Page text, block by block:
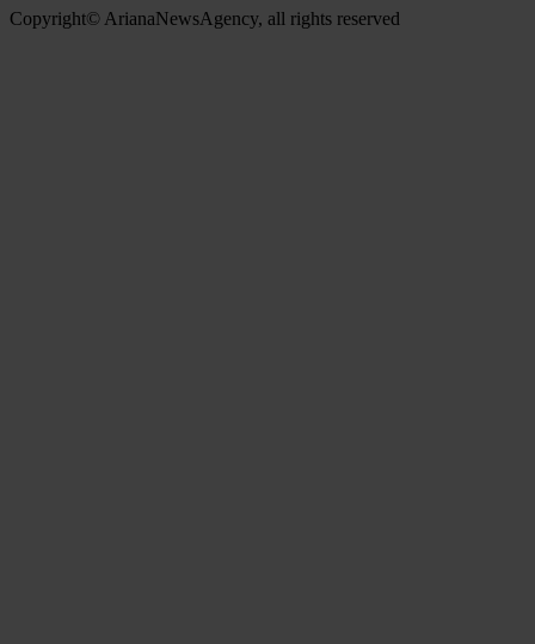
Copyright© ArianaNewsAgency, all rights reserved